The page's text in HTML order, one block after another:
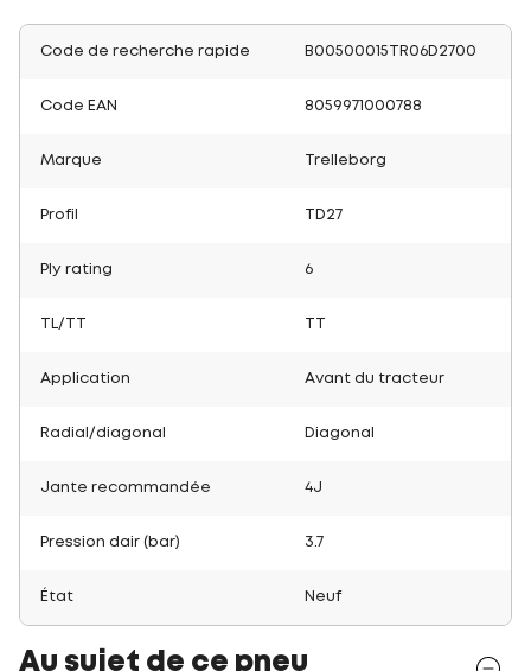
Code de recherche rapide B00500015TR06D2700
Code EAN 8059971000788
Marque Trelleborg
Profil TD27
Ply rating 6
TL/TT
Application Avant du tracteur
Radial/diagonal Diagonal
Jante recommandée 4J
Pression dair (bar) 3.7
État Neuf
Au sujet de ce pneu